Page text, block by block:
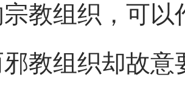
教组织，可
教组织却故